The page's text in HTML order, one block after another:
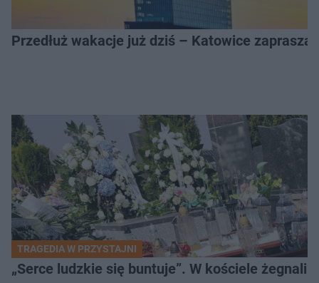
Przedłuż wakacje już dziś – Katowice
TRAGEDIA W PRZYSTAJNI
„Serce ludzkie się buntuje”. W kościele żegnali